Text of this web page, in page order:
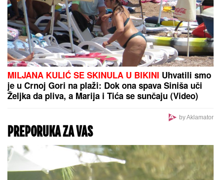
MILJANA KULIĆ SE SKINULA U BIKINI Uhvatili smo
je u Crnoj Gori na plaži: Dok ona spava Siniša uči
Željka da pliva, a Marija i Tića se sunčaju (Video)
by Aklamator
PREPORUKA ZA VAS